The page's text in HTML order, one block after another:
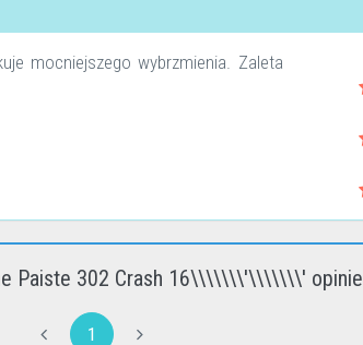
mocniejszego wybrzmienia. Zaleta
Paiste 302 Crash 16\\\\\\\'\\\\\\\' opinie
1